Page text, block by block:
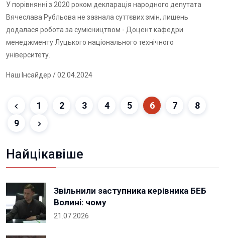
У порівнянні з 2020 роком декларація народного депутата
Вячеслава Рубльова не зазнала суттєвих змін, лишень
додалася робота за сумісництвом - Доцент кафедри
менеджменту Луцького національного технічного
університету.
Наш Інсайдер / 02.04.2024
1 2 3 4 5 6 7
8
9
Найцікавіше
Звільнили заступника керівника БЕБ
Волині: чому
21.07.2026